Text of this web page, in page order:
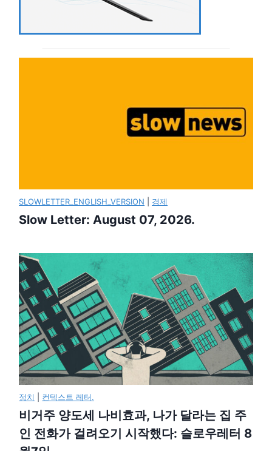
SLOWLETTER_ENGLISH_VERSION 경제
Slow Letter: August 07, 2026.
정치 컨텍스트 레터.
비거주 양도세 나비효과, 나가 달라는 집 주
인 전화가 걸려오기 시작했다: 슬로우레터 8